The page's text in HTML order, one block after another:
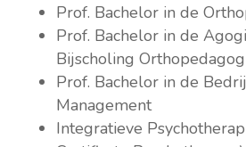
Prof. Bachelor in de
Prof. Bachelor in de
Bijscholing
Prof. Bachelor in de
Management
Integratieve